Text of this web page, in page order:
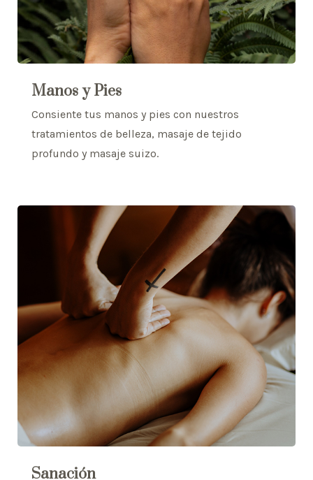
Manos y Pies
Consiente tus manos y pies con nuestros
tratamientos de belleza, masaje de tejido
profundo y masaje suizo.
Sanación